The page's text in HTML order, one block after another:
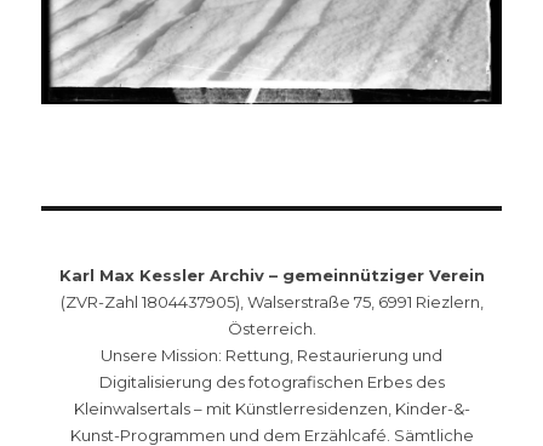
Karl Max Kessler Archiv – gemeinnütziger Verein
(ZVR-Zahl 1804437905), Walserstraße 75, 6991 Riezlern,
Österreich.
Unsere Mission: Rettung, Restaurierung und
Digitalisierung des fotografischen Erbes des
Kleinwalsertals – mit Künstlerresidenzen, Kinder-&-
Kunst-Programmen und dem Erzählcafé. Sämtliche